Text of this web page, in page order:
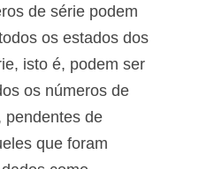
de série podem
os estados dos
isto é, podem ser
os números de
pendentes de
que foram